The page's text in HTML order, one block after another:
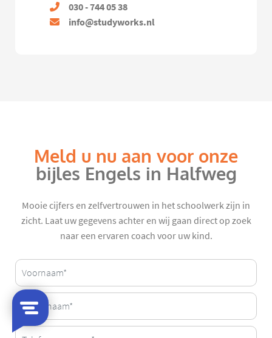
030 - 744 05 38
info@studyworks.nl
Meld u nu aan voor onze
bijles Engels in Halfweg
Mooie cijfers en zelfvertrouwen in het schoolwerk zijn in
zicht. Laat uw gegevens achter en wij gaan direct op zoek
naar een ervaren coach voor uw kind.